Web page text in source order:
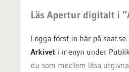
Läs Apertur digitalt i
Logga först in här på saaf.se
Arkivet i menyn under
du som medlem läsa